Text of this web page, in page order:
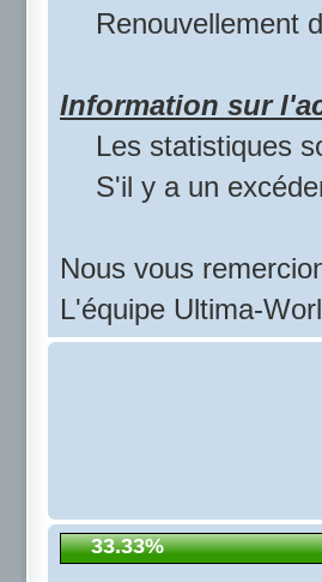
Renouvellement
Information sur
Les statistiques
S'il y a un
Nous vous
L'équipe Ultima-
33.33%